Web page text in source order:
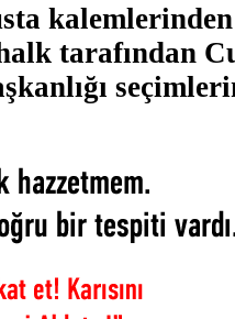
kalemlerinden
tarafından